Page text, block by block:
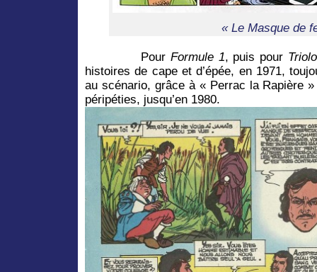
« Le Masque de
PourFormule 1, puis pour Triolo
histoires de cape et d’épée, en 1971,
au scénario, grâce à « Perrac la Rapière
péripéties, jusqu’en 1980.